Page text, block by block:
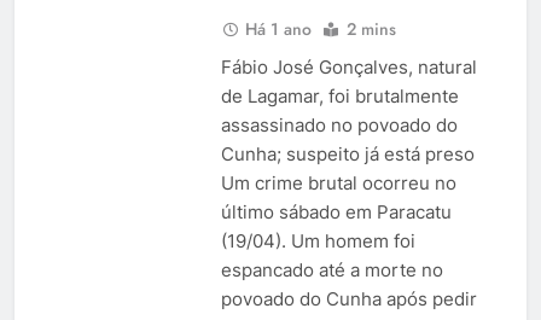
Há 1 ano 2 mins
Fábio José Gonçalves, natural
de Lagamar, foi brutalmente
assassinado no povoado do
Cunha; suspeito já está preso
Um crime brutal ocorreu no
último sábado em Paracatu
(19/04). Um homem foi
espancado até a morte no
povoado do Cunha após pedir